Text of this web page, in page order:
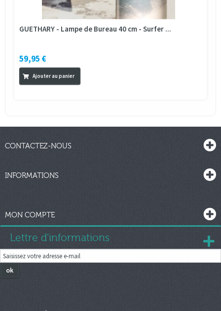
GUETHARY - Lampe de Bureau 40 cm - Surfer ...
59,95 €
Ajouter au panier
CONTACTEZ-NOUS
INFORMATIONS
MON COMPTE
Lettre d'informations
ok